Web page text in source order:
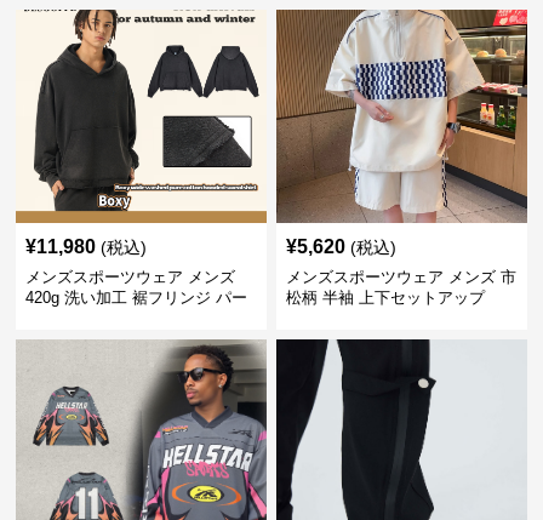
¥11,980 (税込)
メンズスポーツウェア メンズ
420g 洗い加工 裾フリンジ パー
¥5,620 (税込)
メンズスポーツウェア メンズ 市
松柄 半袖 上下セットアップ